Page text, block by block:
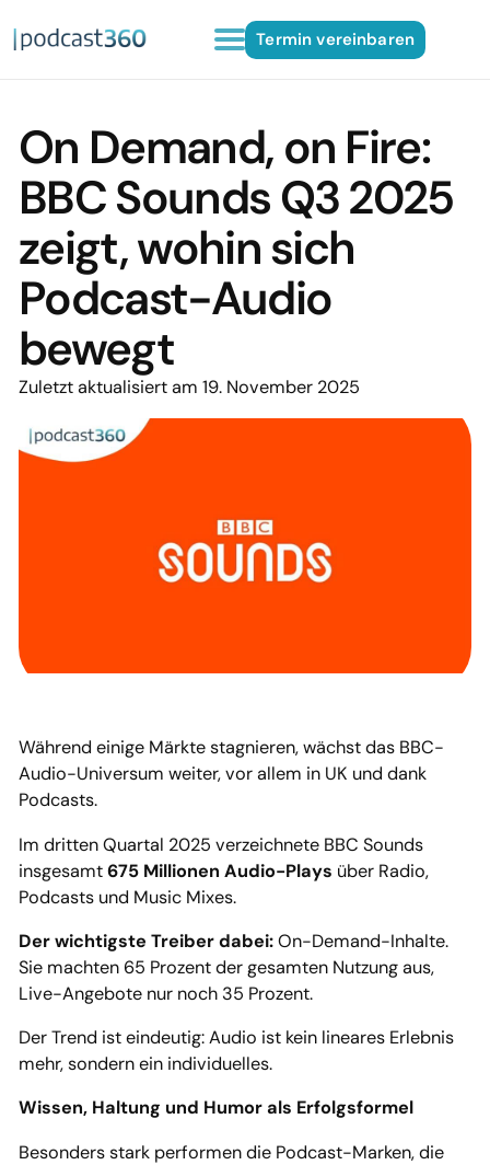
Termin vereinbaren
On Demand, on Fire:
BBC Sounds Q3 2025
zeigt, wohin sich
Podcast-Audio
bewegt
Zuletzt aktualisiert am 19. November 2025
Während einige Märkte stagnieren, wächst das BBC-
Audio-Universum weiter, vor allem in UK und dank
Podcasts.
Im dritten Quartal 2025 verzeichnete BBC Sounds
insgesamt675 Millionen Audio-Plays über Radio,
Podcasts und Music Mixes.
Der wichtigste Treiber dabei:On-Demand-Inhalte.
Sie machten 65 Prozent der gesamten Nutzung aus,
Live-Angebote nur noch 35 Prozent.
Der Trend ist eindeutig: Audio ist kein lineares Erlebnis
mehr, sondern ein individuelles.
Wissen, Haltung und Humor als Erfolgsformel
Besonders stark performen die Podcast-Marken, die